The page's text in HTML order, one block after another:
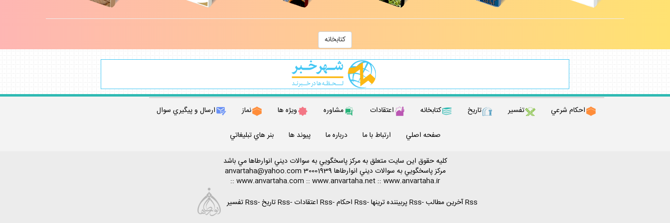
كتابخانه
احكام شرعي تفسير تاريخ كتابخانه اعتقادات مشاوره ويژه ها نماز ارسال و پيگيري سوال
صفحه اصلي ارتباط با ما درباره ما پيوند ها بنر هاي تبليغاتي
كليه حقوق اين سايت متعلق به مركز پاسخگويي به سوالات ديني انوارطاها مي باشد
مركز پاسخگويي به سوالات ديني انوارطاها 30001939
anvartaha@yahoo.com
www.anvartaha.com :: www.anvartaha.net:: www.anvartaha.ir
::
Rss آخرين مطالب
-Rss پربيننده ترينها -Rss احكام -Rss اعتقادات -Rss تاريخ -Rss تفسير